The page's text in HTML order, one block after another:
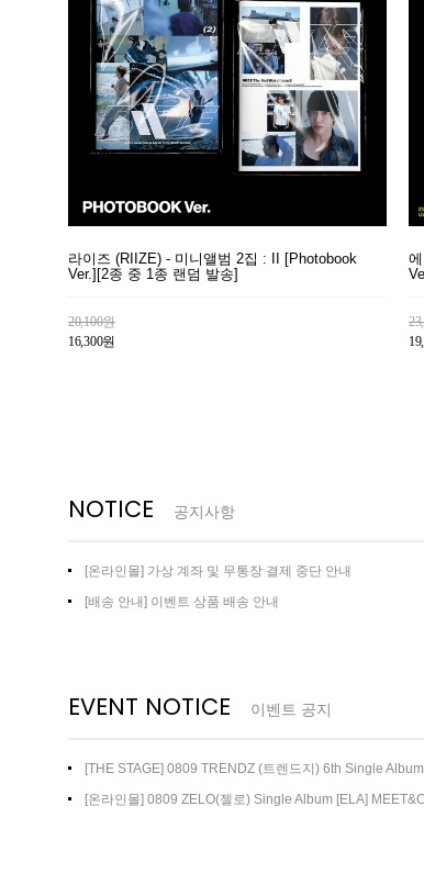
라이즈 (RIIZE) - 미니앨범 2집 : II [Photobook
Ver.][2종 중 1종 랜덤 발송]
20,100원
16,300원
NOTICE 공지사항
[온라인몰] 가상 계좌 및 무통장 결제 중단 안내
[배송 안내] 이벤트 상품 배송 안내
EVENT NOTICE 이벤트 공지
[THE STAGE] 0809 TRENDZ (트렌드지) 6th Single
[온라인몰] 0809 ZELO(젤로) Single Album [ELA]